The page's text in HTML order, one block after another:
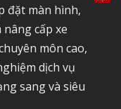
đặt màn hình,
nâng cấp xe
môn cao,
dịch vụ
sang và siêu